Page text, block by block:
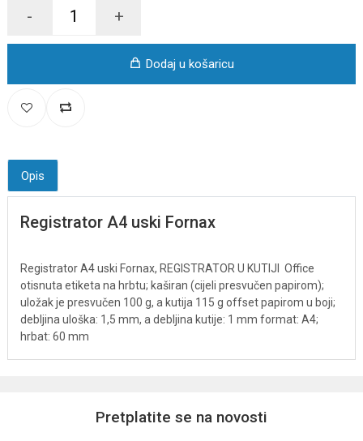
- +
Dodaj u košaricu
Opis
Registrator A4 uski Fornax
Registrator A4 uski Fornax, REGISTRATOR U KUTIJI
Office
otisnuta etiketa na hrbtu; kaširan (cijeli presvučen papirom);
uložak je presvučen 100 g, a kutija 115 g offset papirom u boji;
debljina uloška: 1,5 mm, a debljina kutije: 1 mm format: A4;
hrbat: 60 mm
Pretplatite se na novosti